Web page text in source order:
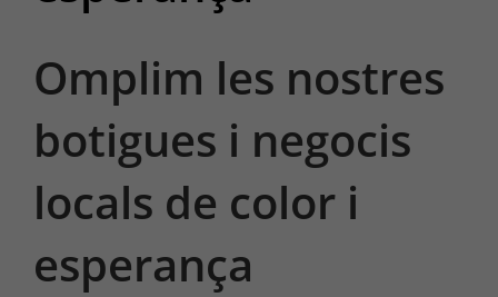
Omplim les nostres
botigues i negocis
locals de color i
esperança